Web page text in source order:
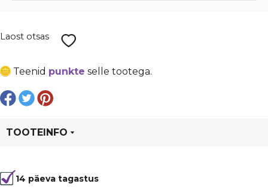
Laost otsas
Teenid punkte selle tootega.
TOOTEINFO
14 päeva tagastus